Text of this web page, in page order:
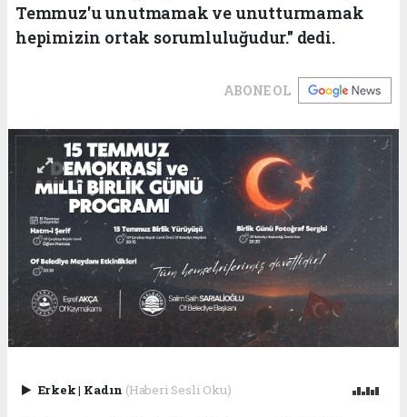
Temmuz'u unutmamak ve unutturmamak
hepimizin ortak sorumluluğudur." dedi.
ABONE OL
Erkek| Kadın (Haberi Sesli Oku)